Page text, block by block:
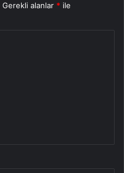
Gerekli alanlar * ile